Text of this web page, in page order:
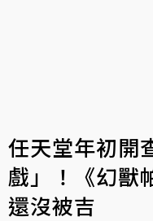
任天堂年初開
戲」！《幻獸
還沒被吉